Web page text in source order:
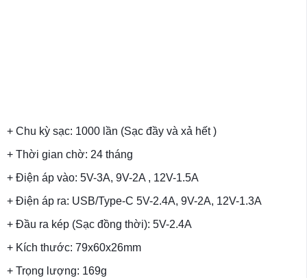
+ Chu kỳ sạc: 1000 lần (Sạc đầy và xả hết )
+ Thời gian chờ: 24 tháng
+ Điện áp vào: 5V-3A, 9V-2A , 12V-1.5A
+ Điện áp ra: USB/Type-C 5V-2.4A, 9V-2A, 12V-1.3A
+ Đầu ra kép (Sạc đồng thời): 5V-2.4A
+ Kích thước: 79x60x26mm
+ Trọng lượng: 169g